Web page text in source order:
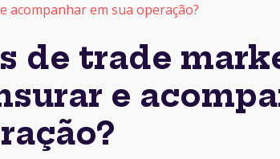
acompanhar em sua operação?
de trade
e